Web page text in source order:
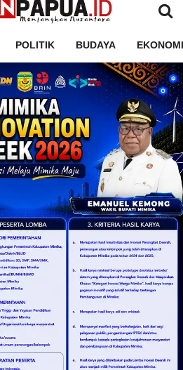
POLITIK BUDAYA EKONOMI